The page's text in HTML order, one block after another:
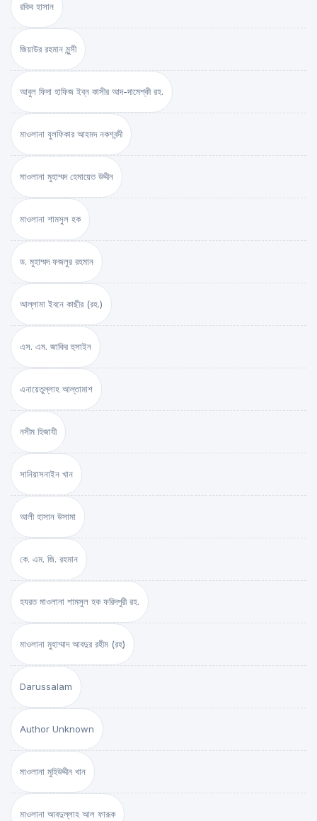
রকিব হাসান
জিয়াউর রহমান মুন্সী
আবুল ফিদা হাফিজ ইব্‌ন কাসীর আদ-দামেশ্‌কী রহ.
মাওলানা যুলফিকার আহমদ নকশবন্দী
মাওলানা মুহাম্মদ হেমায়েত উদ্দীন
মাওলানা শামসুল হক
ড. মুহাম্মদ ফজলুর রহমান
আল্লামা ইবনে কাছীর (রহ.)
এস. এম. জাকির হুসাইন
এনায়েতুল্লাহ আল্‌তামাশ
নসীম হিজাযী
সানিয়াসনাইন খান
আলী হাসান উসামা
কে. এম. জি. রহমান
হযরত মাওলানা শামসুল হক ফরিদপুরী রহ.
মাওলানা মুহাম্মাদ আবদুর রহীম (রহ)
Darussalam
Author Unknown
মাওলানা মুহিউদ্দীন খান
মাওলানা আবদুল্লাহ আল ফারূক